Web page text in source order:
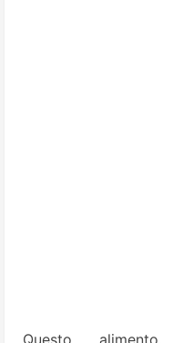
Questo